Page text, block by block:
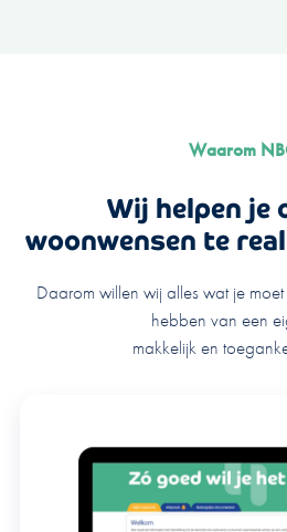
Waarom
Wij helpen je
woonwensen te
Daarom willen wij alles wat je
hebben van een
makkelijk en